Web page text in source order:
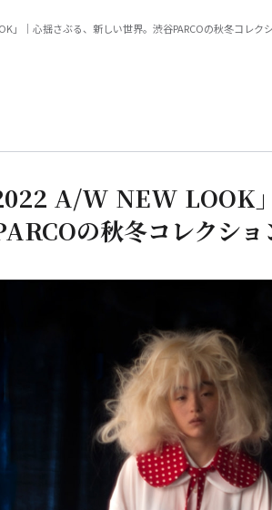
」｜心揺さぶる、新しい世界。渋谷PARCOの秋冬コレク
A/W NEW LOOK
の秋冬コレクショ